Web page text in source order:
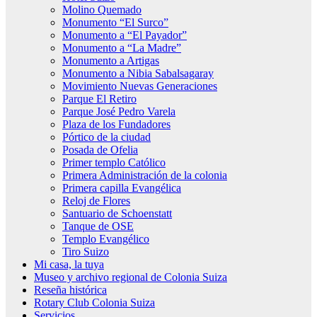
Molino Quemado
Monumento “El Surco”
Monumento a “El Payador”
Monumento a “La Madre”
Monumento a Artigas
Monumento a Nibia Sabalsagaray
Movimiento Nuevas Generaciones
Parque El Retiro
Parque José Pedro Varela
Plaza de los Fundadores
Pórtico de la ciudad
Posada de Ofelia
Primer templo Católico
Primera Administración de la colonia
Primera capilla Evangélica
Reloj de Flores
Santuario de Schoenstatt
Tanque de OSE
Templo Evangélico
Tiro Suizo
Mi casa, la tuya
Museo y archivo regional de Colonia Suiza
Reseña histórica
Rotary Club Colonia Suiza